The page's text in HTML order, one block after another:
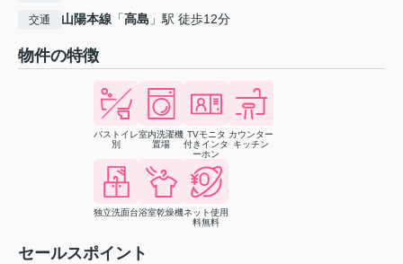
交通 山陽本線 「高島 」駅 徒歩12分
物件の特徴
バストイレ
別
室内洗濯機
置場
TVモニタ
付きインタ
ーホン
カウンター
キッチン
独立洗面台浴室乾燥機ネット使用
料無料
セールスポイント